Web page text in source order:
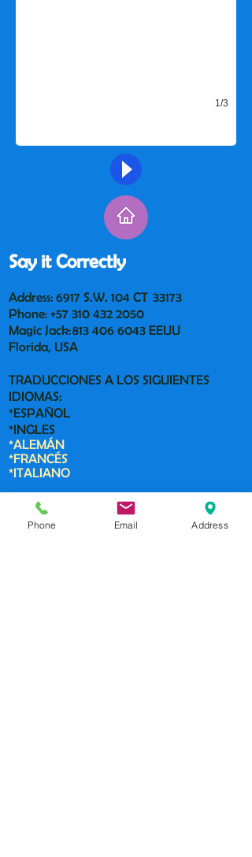
1/3
Say it Correctly
Address: 6917 S.W. 104 CT 33173
Phone: +57 310 432 2050
Magic Jack:813 406 6043 EEUU
Florida, USA
TRADUCCIONES A LOS SIGUIENTES
IDIOMAS:
*ESPAÑOL
*INGLES
*ALEMÁN
*FRANCÉS
*ITALIANO
Contact us:
Phone Email Address